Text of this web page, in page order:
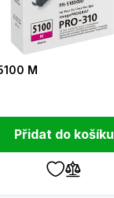
M
Přidat do košíku